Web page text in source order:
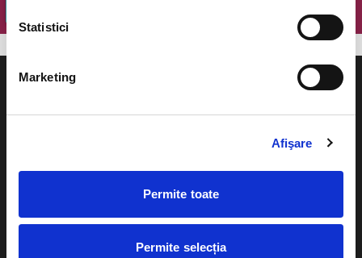
Statistici
Marketing
Afişare
Permite toate
Permite selecția
Cum comand bilete?